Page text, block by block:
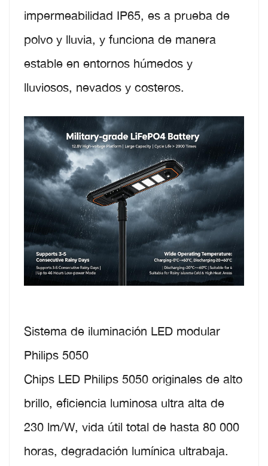
impermeabilidad IP65, es a prueba de
polvo y lluvia, y funciona de manera
estable en entornos húmedos y
lluviosos, nevados y costeros.
Sistema de iluminación LED modular
Philips 5050
Chips LED Philips 5050 originales de alto
brillo, eficiencia luminosa ultra alta de
230 lm/W, vida útil total de hasta 80 000
horas, degradación lumínica ultrabaja.